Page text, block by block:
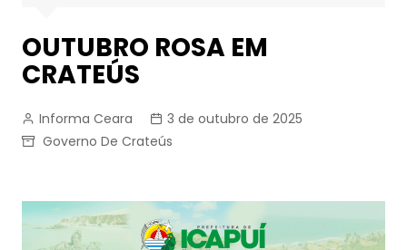
OUTUBRO ROSA EM
CRATEÚS
Informa Ceara
3 de outubro de 2025
Governo De Crateús